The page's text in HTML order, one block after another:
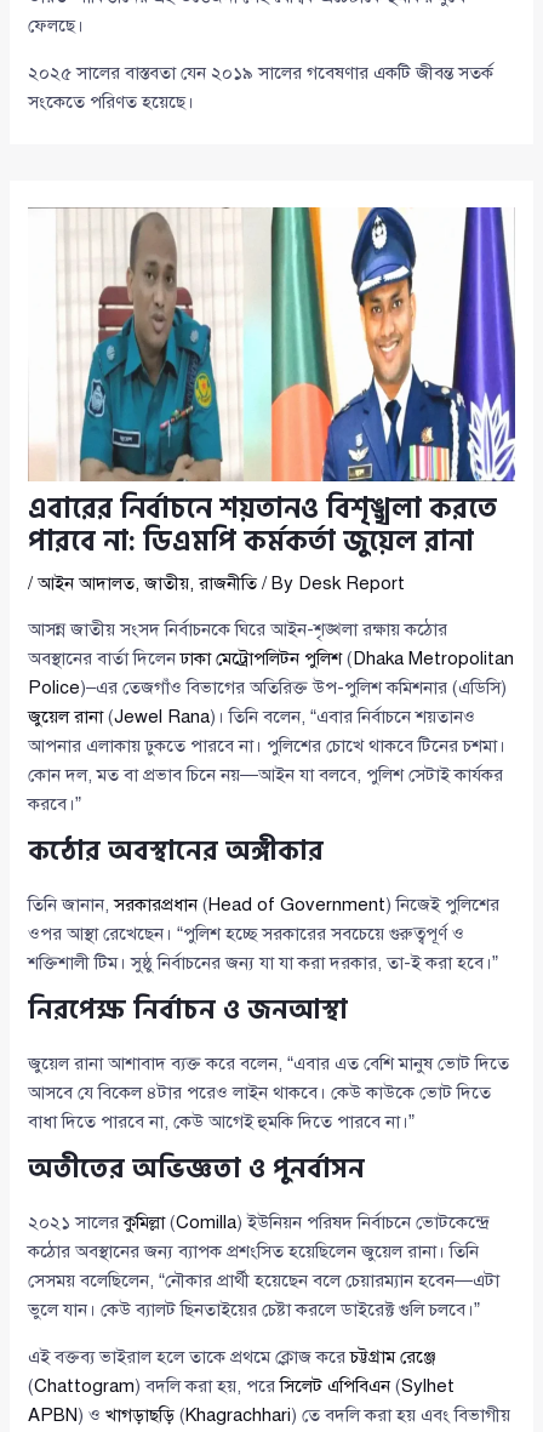
ফেলছে।
২০২৫ সালের বাস্তবতা যেন ২০১৯ সালের গবেষণার একটি জীবন্ত সতর্ক
সংকেতে পরিণত হয়েছে।
এবারের নির্বাচনে শয়তানও বিশৃঙ্খলা করতে
পারবে না: ডিএমপি কর্মকর্তা জুয়েল রানা
/আইন আদালত,জাতীয়,রাজনীতি/ By Desk Report
আসন্ন জাতীয় সংসদ নির্বাচনকে ঘিরে আইন-শৃঙ্খলা রক্ষায় কঠোর
অবস্থানের বার্তা দিলেনঢাকা মেট্রোপলিটন পুলিশ(Dhaka Metropolitan
Police)–এর তেজগাঁও বিভাগের অতিরিক্ত উপ-পুলিশ কমিশনার (এডিসি)
জুয়েল রানা(Jewel Rana)। তিনি বলেন, “এবার নির্বাচনে শয়তানও
আপনার এলাকায় ঢুকতে পারবে না। পুলিশের চোখে থাকবে টিনের চশমা।
কোন দল, মত বা প্রভাব চিনে নয়—আইন যা বলবে, পুলিশ সেটাই কার্যকর
করবে।”
কঠোর অবস্থানের অঙ্গীকার
তিনি জানান,সরকারপ্রধান(Head of Government) নিজেই পুলিশের
ওপর আস্থা রেখেছেন। “পুলিশ হচ্ছে সরকারের সবচেয়ে গুরুত্বপূর্ণ ও
শক্তিশালী টিম। সুষ্ঠু নির্বাচনের জন্য যা যা করা দরকার, তা-ই করা হবে।”
নিরপেক্ষ নির্বাচন ও জনআস্থা
জুয়েল রানা আশাবাদ ব্যক্ত করে বলেন, “এবার এত বেশি মানুষ ভোট দিতে
আসবে যে বিকেল ৪টার পরেও লাইন থাকবে। কেউ কাউকে ভোট দিতে
বাধা দিতে পারবে না, কেউ আগেই হুমকি দিতে পারবে না।”
অতীতের অভিজ্ঞতা ও পুনর্বাসন
২০২১ সালেরকুমিল্লা(Comilla) ইউনিয়ন পরিষদ নির্বাচনে ভোটকেন্দ্রে
কঠোর অবস্থানের জন্য ব্যাপক প্রশংসিত হয়েছিলেন জুয়েল রানা। তিনি
সেসময় বলেছিলেন, “নৌকার প্রার্থী হয়েছেন বলে চেয়ারম্যান হবেন—এটা
ভুলে যান। কেউ ব্যালট ছিনতাইয়ের চেষ্টা করলে ডাইরেক্ট গুলি চলবে।”
এই বক্তব্য ভাইরাল হলে তাকে প্রথমে ক্লোজ করেচট্টগ্রাম রেঞ্জে
(Chattogram) বদলি করা হয়, পরেসিলেট এপিবিএন(Sylhet
APBN) ওখাগড়াছড়ি (Khagrachhari) তে বদলি করা হয় এবং বিভাগীয়